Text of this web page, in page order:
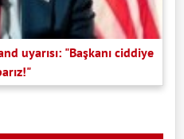
uyarısı: "Başkanı ciddiye